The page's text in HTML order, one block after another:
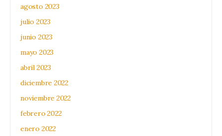
agosto 2023
julio 2023
junio 2023
mayo 2023
abril 2023
diciembre 2022
noviembre 2022
febrero 2022
enero 2022